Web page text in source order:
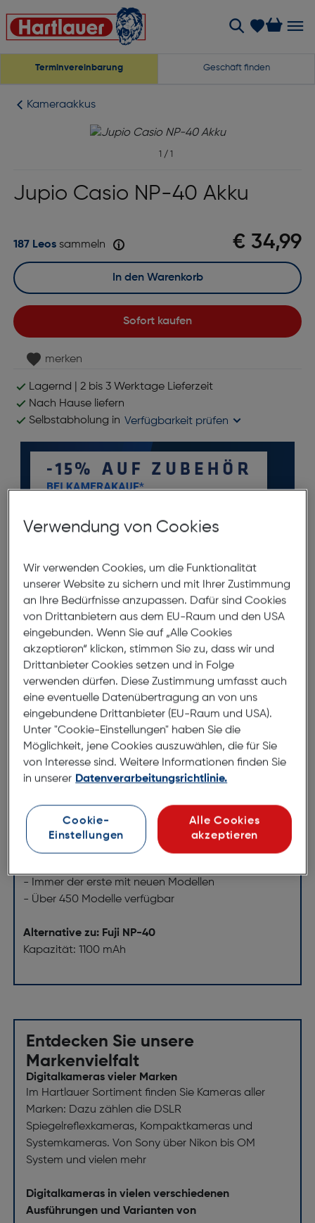
Terminvereinbarung Geschäft finden
Kameraakkus
1 / 1
Jupio Casio NP-40 Akku
€ 34,99
187 Leossammeln
Sofort kaufen
In den Warenkorb
merken
Lagernd | 2 bis 3 Werktage Lieferzeit
Nach Hause liefern
Selbstabholung in Verfügbarkeit prüfen
Produktbeschreibung
Jupio Casio NP-40 Akku
ArtNr.: 170067153
Jupio Kamera- und Camcorder Akkus.
Jupio ist Spezialist im Bereich von Aftermarket-
Akkus für digitale Kameras und Videokameras und
bietet das breiteste Sortiment im Markt. Neben den
neuesten Modellen sind auch Akkus für ältere
Kameras und Videokameras ständig lieferbar. Die
Qualität der Jupio Kamera Akkus wird mit einer
- Spitzenqualität mit 3 Jahren No-Nonsense
Garantie
- Immer der erste mit neuen Modellen
- Über 450 Modelle verfügbar
Alternative zu: Fuji NP-40
Kapazität: 1100 mAh
Entdecken Sie unsere
Markenvielfalt
Digitalkameras vieler Marken
Im Hartlauer Sortiment finden Sie Kameras aller
Marken: Dazu zählen die DSLR
Spiegelreflexkameras, Kompaktkameras und
Systemkameras. Von Sony über Nikon bis OM
System und vielen mehr
Digitalkameras in vielen verschiedenen
Ausführungen und Varianten von
Verwendung von Cookies
Wir verwenden Cookies, um die Funktionalität
unserer Website zu sichern und mit Ihrer Zustimmung
an Ihre Bedürfnisse anzupassen. Dafür sind Cookies
von Drittanbietern aus dem EU-Raum und den USA
eingebunden. Wenn Sie auf „Alle Cookies
akzeptieren“ klicken, stimmen Sie zu, dass wir und
Drittanbieter Cookies setzen und in Folge
verwenden dürfen. Diese Zustimmung umfasst auch
eine eventuelle Datenübertragung an von uns
eingebundene Drittanbieter (EU-Raum und USA).
Unter "Cookie-Einstellungen" haben Sie die
Möglichkeit, jene Cookies auszuwählen, die für Sie
von Interesse sind. Weitere Informationen finden Sie
in unserer Datenverarbeitungsrichtlinie.
Cookie-
Einstellungen
Alle Cookies
akzeptieren